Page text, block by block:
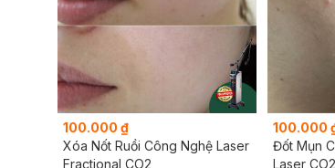
100.000 ₫
Xóa Nốt Ruồi Công Nghệ Laser
Fractional CO2
100.000
Đốt Mụn
Laser